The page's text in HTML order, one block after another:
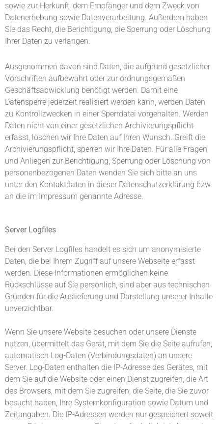
sowie zur Herkunft, dem Empfänger und dem Zweck von
Datenerhebung sowie Datenverarbeitung. Außerdem haben
Sie das Recht, die Berichtigung, die Sperrung oder Löschung
Ihrer Daten zu verlangen.
Ausgenommen davon sind Daten, die aufgrund gesetzlicher
Vorschriften aufbewahrt oder zur ordnungsgemäßen
Geschäftsabwicklung benötigt werden. Damit eine
Datensperre jederzeit realisiert werden kann, werden Daten
zu Kontrollzwecken in einer Sperrdatei vorgehalten. Werden
Daten nicht von einer gesetzlichen Archivierungspflicht
erfasst, löschen wir Ihre Daten auf Ihren Wunsch. Greift die
Archivierungspflicht, sperren wir Ihre Daten. Für alle Fragen
und Anliegen zur Berichtigung, Sperrung oder Löschung von
personenbezogenen Daten wenden Sie sich bitte an uns
unter den Kontaktdaten in dieser Datenschutzerklärung bzw.
an die im Impressum genannte Adresse.
Server Logfiles
Bei den Server Logfiles handelt es sich um anonymisierte
Daten, die bei Ihrem Zugriff auf unsere Webseite erfasst
werden. Diese Informationen ermöglichen keine
Rückschlüsse auf Sie persönlich, sind aber aus technischen
Gründen für die Auslieferung und Darstellung unserer Inhalte
unverzichtbar.
Wenn Sie unsere Website besuchen oder unsere Dienste
nutzen, übermittelt das Gerät, mit dem Sie die Seite aufrufen,
automatisch Log-Daten (Verbindungsdaten) an unsere
Server. Log-Daten enthalten die IP-Adresse des Gerätes, mit
dem Sie auf die Website oder einen Dienst zugreifen, die Art
des Browsers, mit dem Sie zugreifen, die Seite, die Sie zuvor
besucht haben, Ihre Systemkonfiguration sowie Datum und
Zeitangaben. Die IP-Adressen werden nur gespeichert soweit